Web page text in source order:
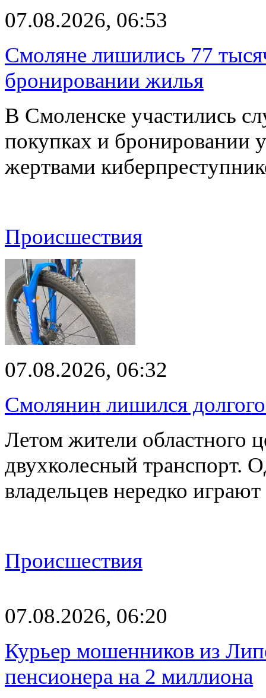
07.08.2026, 06:53
Смоляне лишились 77
бронировании жилья
В Смоленске участились
покупках и бронировании
жертвами
Происшествия
07.08.2026, 06:32
Смолянин лишился
Летом жители областного
двухколесный транспорт.
владельцев нередко
Происшествия
07.08.2026, 06:20
Курьер мошенников из
пенсионера на 2 миллиона